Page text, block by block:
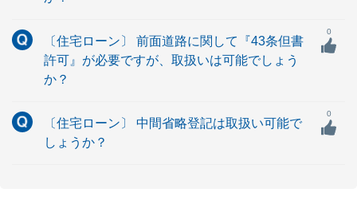
〔住宅ローン〕 前面道路に関して『43条但書
許可』が必要ですが、取扱いは可能でしょう
か？
0
〔住宅ローン〕 中間省略登記は取扱い可能で
しょうか？
0